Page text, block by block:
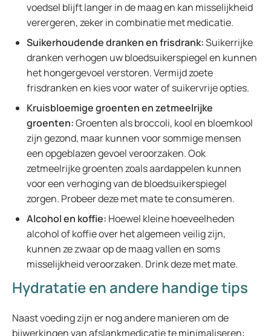
voedsel blijft langer in de maag en kan misselijkheid
verergeren, zeker in combinatie met medicatie.
Suikerhoudende dranken en frisdrank:Suikerrijke
dranken verhogen uw bloedsuikerspiegel en kunnen
het hongergevoel verstoren. Vermijd zoete
frisdranken en kies voor water of suikervrije opties.
Kruisbloemige groenten en zetmeelrijke
groenten:Groenten als broccoli, kool en bloemkool
zijn gezond, maar kunnen voor sommige mensen
een opgeblazen gevoel veroorzaken. Ook
zetmeelrijke groenten zoals aardappelen kunnen
voor een verhoging van de bloedsuikerspiegel
zorgen. Probeer deze met mate te consumeren.
Alcohol en koffie: Hoewel kleine hoeveelheden
alcohol of koffie over het algemeen veilig zijn,
kunnen ze zwaar op de maag vallen en soms
misselijkheid veroorzaken. Drink deze met mate.
Hydratatie en andere handige tips
Naast voeding zijn er nog andere manieren om de
bijwerkingen van afslankmedicatie te minimaliseren: